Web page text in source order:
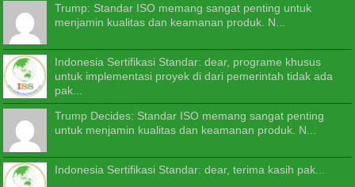
Trump: Standar ISO memang sangat penting untuk
menjamin kualitas dan keamanan produk. N...
Indonesia Sertifikasi Standar: dear, programe khusus
untuk implementasi proyek di dari pemerintah tidak ada
pak...
Trump Decides: Standar ISO memang sangat penting
untuk menjamin kualitas dan keamanan produk. N...
Indonesia Sertifikasi Standar: dear, terima kasih pak...